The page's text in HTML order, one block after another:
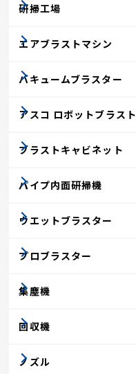
研掃工場
エアブラストマシン
バキュームブラスター
アスコ ロボットブラスト
ブラストキャビネット
パイプ内面研掃機
ウエットブラスター
プロブラスター
集塵機
回収機
ノズル